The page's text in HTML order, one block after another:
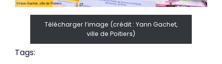
Télécharger l’image (crédit : Yann Gachet,
ville de Poitiers)
Tags: